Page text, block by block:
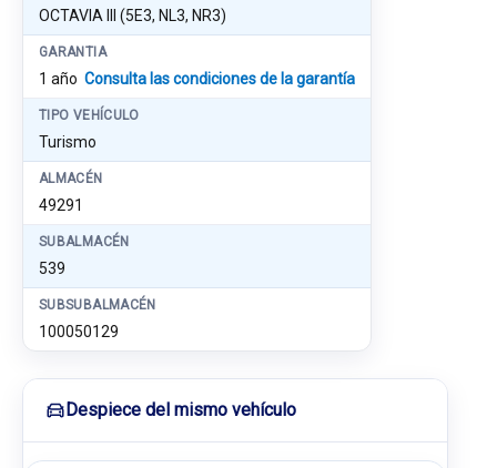
OCTAVIA III (5E3, NL3, NR3)
GARANTIA
1 año Consulta las condiciones de la garantía
TIPO VEHÍCULO
Turismo
ALMACÉN
49291
SUBALMACÉN
539
SUBSUBALMACÉN
100050129
Despiece del mismo vehículo